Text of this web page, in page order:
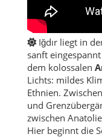
Iğdır liegt in
sanft
dem kolossalen
Lichts: mildes
Ethnien.
und
zwischen
Hier beginnt die